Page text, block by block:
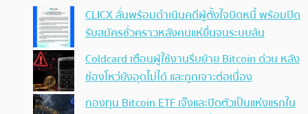
CLICX ลั่นพร้อมดำเนินคดีผู้ตั้งใจบิดหนี้ พร้อมปิด
รับสมัครชั่วคราวหลังคนแห่ยื่นจนระบบล้น
Coldcard เตือนผู้ใช้งานรีบย้าย Bitcoin ด่วน หลัง
ช่องโหว่ยังอุดไม่ได้ และถูกเจาะต่อเนื่อง
กองทุน Bitcoin ETF เจ๊งและปิดตัวเป็นแห่งแรกใน